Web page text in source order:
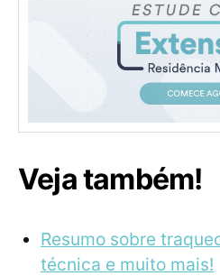
Veja também!
Resumo sobre
técnica e muito mais!